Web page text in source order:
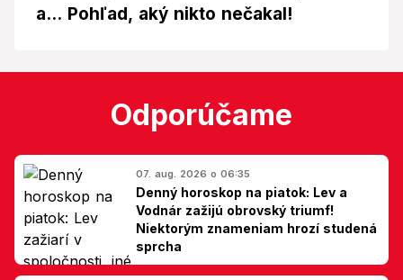
a... Pohľad, aký nikto nečakal!
Odporúčame
07. aug. 2026 o 06:35
Denný horoskop na piatok: Lev a
Vodnár zažijú obrovský triumf!
Niektorým znameniam hrozí studená
sprcha